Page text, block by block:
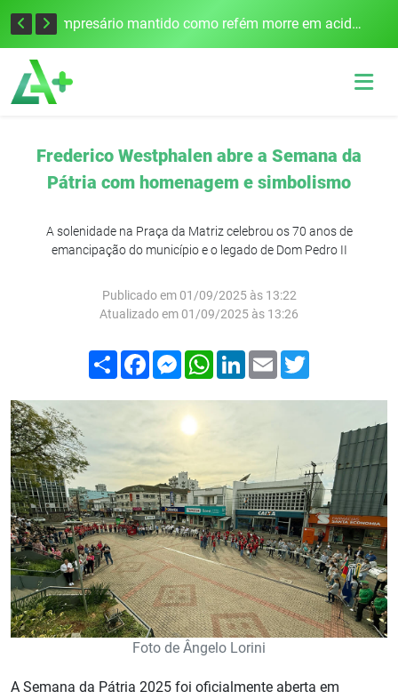
Edital para construção de ponte entre Itapiranga e Barra do Guarita deve ser lançado no segundo semestre Empresário mantido como refém morre em acidente após assalto em Cerro Largo
Frederico Westphalen abre a Semana da
Pátria com homenagem e simbolismo
A solenidade na Praça da Matriz celebrou os 70 anos de
emancipação do município e o legado de Dom Pedro II
Publicado em 01/09/2025 às 13:22
Atualizado em 01/09/2025 às 13:26
Compartilhar
FacebookMessenger
WhatsApp
LinkedIn
Email
Foto de Ângelo Lorini
A Semana da Pátria 2025 foi oficialmente aberta em